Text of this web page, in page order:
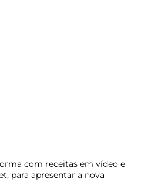
com receitas em vídeo e
para apresentar a nova